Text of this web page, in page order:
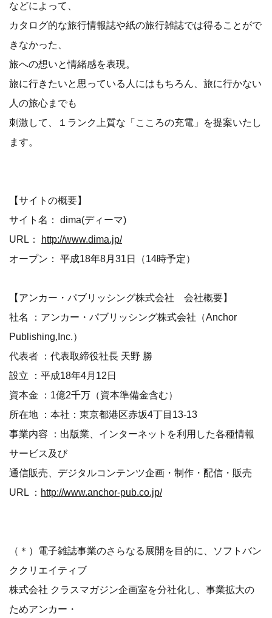
などによって、
カタログ的な旅行情報誌や紙の旅行雑誌では得ることがで
きなかった、
旅への想いと情緒感を表現。
旅に行きたいと思っている人にはもちろん、旅に行かない
人の旅心までも
刺激して、１ランク上質な「こころの充電」を提案いたし
ます。
【サイトの概要】
サイト名： dima(ディーマ)
URL： http://www.dima.jp/
オープン： 平成18年8月31日（14時予定）
【アンカー・パブリッシング株式会社 会社概要】
社名 ：アンカー・パブリッシング株式会社（Anchor
Publishing,Inc.）
代表者 ：代表取締役社長 天野 勝
設立 ：平成18年4月12日
資本金 ：1億2千万（資本準備金含む）
所在地 ：本社：東京都港区赤坂4丁目13-13
事業内容 ：出版業、インターネットを利用した各種情報
サービス及び
通信販売、デジタルコンテンツ企画・制作・配信・販売
URL ： http://www.anchor-pub.co.jp/
（＊）電子雑誌事業のさらなる展開を目的に、ソフトバン
ククリエイティブ
株式会社 クラスマガジン企画室を分社化し、事業拡大の
ためアンカー・